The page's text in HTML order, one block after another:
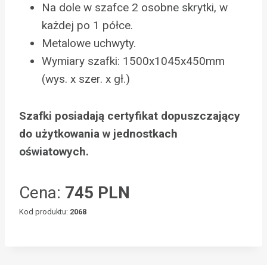
Na dole w szafce 2 osobne skrytki, w
każdej po 1 półce.
Metalowe uchwyty.
Wymiary szafki: 1500x1045x450mm
(wys. x szer. x gł.)
Szafki posiadają certyfikat dopuszczający
do użytkowania w jednostkach
oświatowych.
Cena: 745 PLN
Kod produktu: 2068